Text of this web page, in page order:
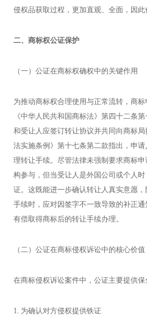
侵权品获取过程，更加直观、全面，因此
二、商标权公证保护
（一）公证在商标权确权中的关键作用
为推动商标权合理使用与正常流转，商
《中华人民共和国商标法》第四十二条
和受让人应签订转让协议并共同向商标
法实施条例》第十七条第二款指出，申
理转让手续。尽管法律未强制要求商标
构参与，但当受让人是外国公司或个人
证。这既能进一步确认转让人真实意愿
手续时，应对因签字不一致导致的补正
有偿取得商标后的转让手续办理。
（二）公证在商标侵权诉讼中的核心价值
在商标侵权诉讼案件中，公证主要提供保
1. 为确认对方侵权提供铁证